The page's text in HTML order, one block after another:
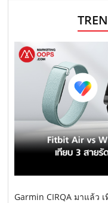
Garmin CIRQA มาแล้ว